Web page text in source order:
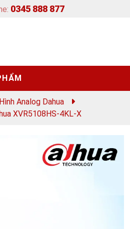
0345 888 877
Analog Dahua
XVR5108HS-4KL-X